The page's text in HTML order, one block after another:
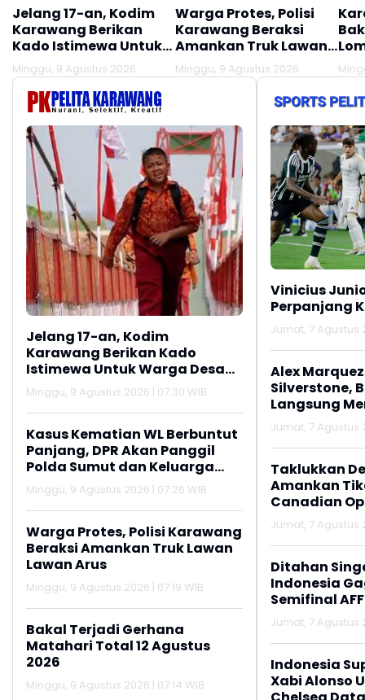
Jelang 17-an, Kodim
Karawang Berikan
Kado Istimewa Untuk
Warga Desa Kalijati
Jatisari
Minggu, 9 Agustus 2026
Warga Protes, Polisi
Karawang Beraksi
Amankan Truk Lawan
Lawan Arus
Minggu, 9 Agustus 2026
Jelang 17-an, Kodim
Karawang Berikan Kado
Istimewa Untuk Warga Desa
Kalijati Jatisari
Minggu, 9 Agustus 2026 | 07:30 WIB
Kasus Kematian WL Berbuntut
Panjang, DPR Akan Panggil
Polda Sumut dan Keluarga
Korban
Minggu, 9 Agustus 2026 | 07:26 WIB
Warga Protes, Polisi Karawang
Beraksi Amankan Truk Lawan
Lawan Arus
Minggu, 9 Agustus 2026 | 07:19 WIB
Bakal Terjadi Gerhana
Matahari Total 12 Agustus
2026
Minggu, 9 Agustus 2026 | 07:14 WIB
Vinicius
Perpanjang
Jumat, 7 Agustus
Alex
Silverstone,
Langsung
Jumat, 7 Agustus
Taklukkan
Amankan
Canadian
Jumat, 7 Agustus
Ditahan
Indonesia
Semifinal
Jumat, 7 Agustus
Indonesia
Xabi Alonso